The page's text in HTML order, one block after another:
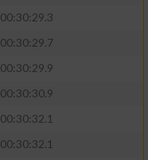
00:30:29.3
00:30:29.7
00:30:29.9
00:30:30.9
00:30:32.1
00:30:32.1